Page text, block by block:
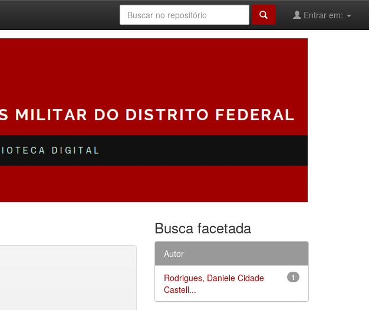
Entrar em:
Busca facetada
Autor
1
Rodrigues, Daniele Cidade
Castell...